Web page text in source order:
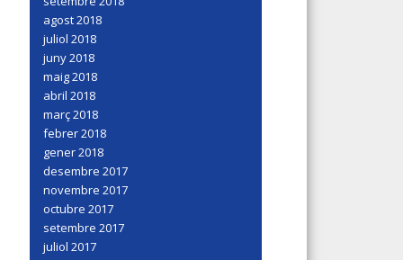
agost 2018
juliol 2018
juny 2018
maig 2018
abril 2018
març 2018
febrer 2018
gener 2018
desembre 2017
novembre 2017
octubre 2017
setembre 2017
juliol 2017